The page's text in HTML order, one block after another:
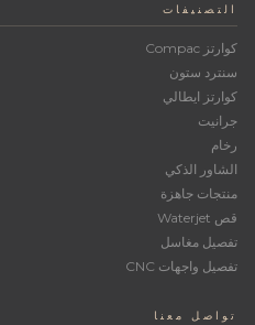
التصنيفات
كوارتز Compac
سنترد ستون
كوارتز ايطالي
جرانيت
رخام
الشاور الذكي
منتجات جاهزة
قص Waterjet
تفصيل مغاسل
تفصيل واجهات CNC
تواصل معنا